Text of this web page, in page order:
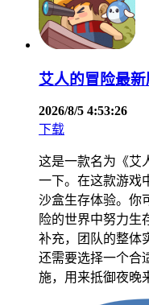
艾人的冒险最
2026/8/5 4:53:26
下载
这是一款名为《艾
一下。在这款游戏
沙盒生存体验。你
险的世界中努力生
补充，团队的整体
还需要选择一个合
施，用来抵御夜晚